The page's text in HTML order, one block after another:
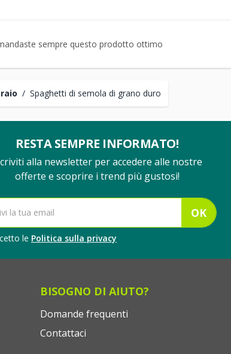
/ Spaghetti di semola di grano duro
sempre questo prodotto ottimo
RESTA SEMPRE INFORMATO!
alla newsletter per accedere alle nostre
offerte e scoprire i trend più gustosi!
OK
le Politica sulla privacy
BISOGNO DI AIUTO?
Domande frequenti
Contattaci